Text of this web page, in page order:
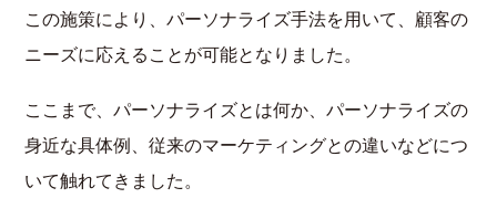
この施策により、パーソナライズ手法を用いて、顧客の
ニーズに応えることが可能となりました。
ここまで、パーソナライズとは何か、パーソナライズの
身近な具体例、従来のマーケティングとの違いなどにつ
いて触れてきました。